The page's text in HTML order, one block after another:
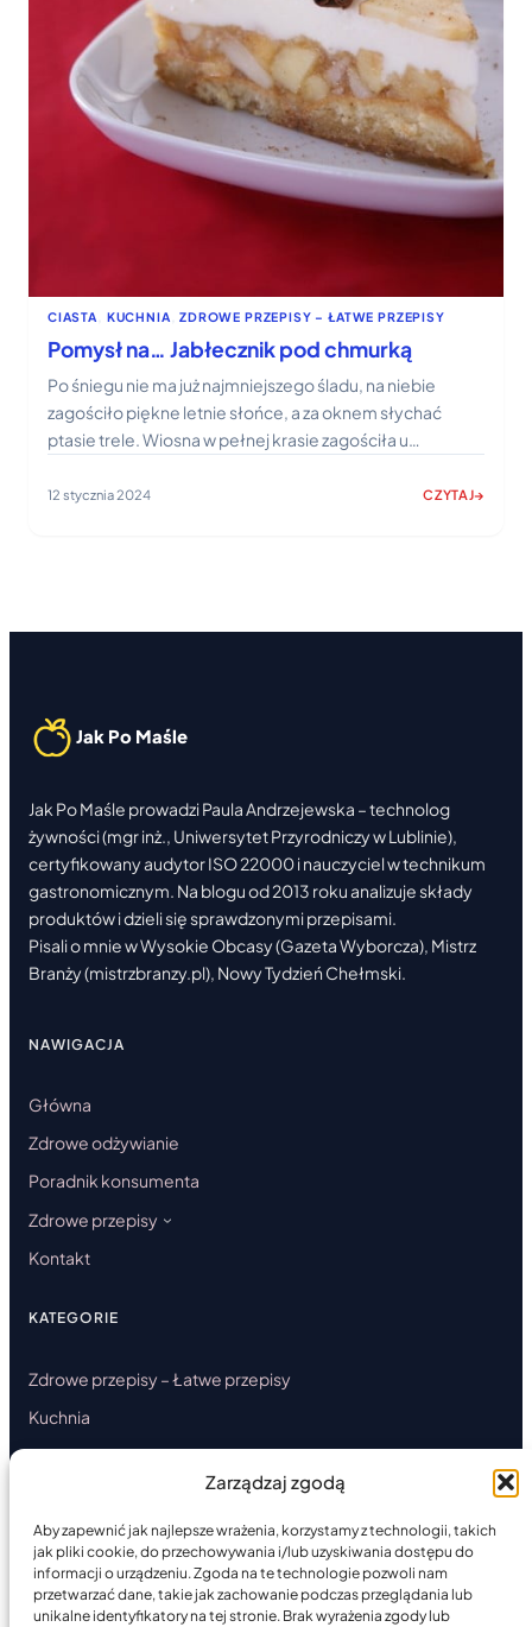
Zarządzaj zgodą
Aby zapewnić jak najlepsze wrażenia, korzystamy z technologii, takich
jak pliki cookie, do przechowywania i/lub uzyskiwania dostępu do
informacji o urządzeniu. Zgoda na te technologie pozwoli nam
przetwarzać dane, takie jak zachowanie podczas przeglądania lub
unikalne identyfikatory na tej stronie. Brak wyrażenia zgody lub
CIASTA KUCHNIA , ZDROWE PRZEPISY – ŁATWE PRZEPISY
Pomysł na… Jabłecznik pod chmurką
Po śniegu nie ma już najmniejszego śladu, na niebie
zagościło piękne letnie słońce, a za oknem słychać
ptasie trele. Wiosna w pełnej krasie zagościła u…
12 stycznia 2024 CZYTAJ
:
Jak Po Maśle
Jak Po Maśle prowadzi Paula Andrzejewska – technolog
żywności (mgr inż., Uniwersytet Przyrodniczy w Lublinie),
certyfikowany audytor ISO 22000 i nauczyciel w technikum
gastronomicznym. Na blogu od 2013 roku analizuje składy
produktów i dzieli się sprawdzonymi przepisami.
Pisali o mnie w Wysokie Obcasy (Gazeta Wyborcza), Mistrz
Branży (mistrzbranzy.pl), Nowy Tydzień Chełmski.
NAWIGACJA
Główna
Zdrowe odżywianie
Poradnik konsumenta
Zdrowe przepisy
Kontakt
KATEGORIE
Zdrowe przepisy – Łatwe przepisy
Kuchnia
Ciasta
Przystawki
Desery
Okazjonalna